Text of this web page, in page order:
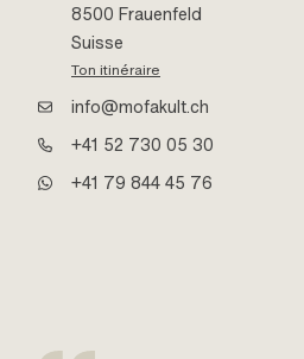
8500 Frauenfeld
Suisse
Ton itinéraire
info@mofakult.ch
+41 52 730 05 30
+41 79 844 45 76